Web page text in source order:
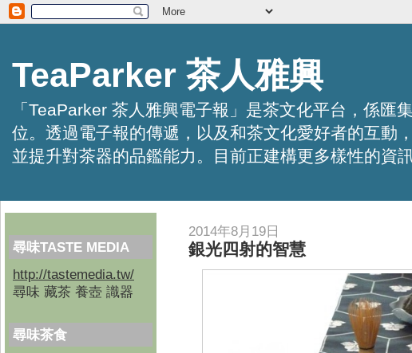
TeaParker 茶人雅興
「TeaParker 茶人雅興電子報」是茶文化平台，係
位。透過電子報的傳遞，以及和茶文化愛好者的互動
並提升對茶器的品鑑能力。目前正建構更多樣性的資
尋味TASTE MEDIA
http://tastemedia.tw/
尋味 藏茶 養壺 識器
尋味茶食
2014年8月19日
銀光四射的智慧